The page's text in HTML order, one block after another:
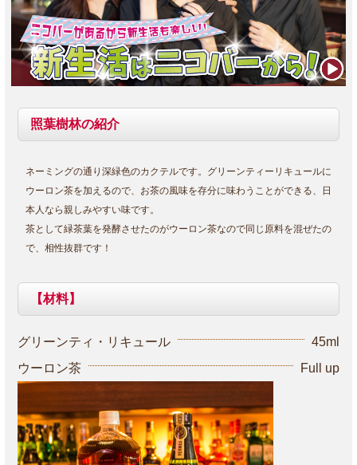
照葉樹林の紹介
ネーミングの通り深緑色のカクテルです。グリーンティーリキュールに
ウーロン茶を加えるので、お茶の風味を存分に味わうことができる、日
本人なら親しみやすい味です。
茶として緑茶葉を発酵させたのがウーロン茶なので同じ原料を混ぜたの
で、相性抜群です！
【材料】
グリーンティ・リキュール
45ml
ウーロン茶
Full up